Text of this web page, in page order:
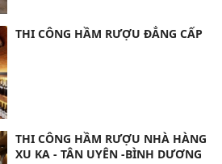
THI CÔNG HẦM RƯỢU ĐẲNG CẤP
THI CÔNG HẦM RƯỢU NHÀ HÀNG
XU KA - TÂN UYÊN -BÌNH DƯƠNG